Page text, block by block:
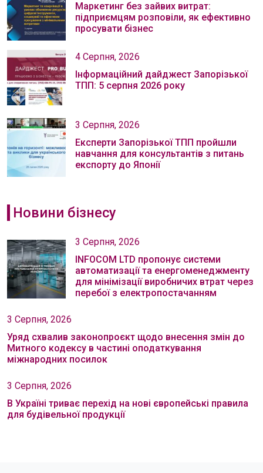
Маркетинг без зайвих витрат:
підприємцям розповіли, як ефективно
просувати бізнес
4 Серпня, 2026
Інформаційний дайджест Запорізької
ТПП: 5 серпня 2026 року
3 Серпня, 2026
Експерти Запорізької ТПП пройшли
навчання для консультантів з питань
експорту до Японії
Новини бізнесу
3 Серпня, 2026
INFOCOM LTD пропонує системи
автоматизації та енергоменеджменту
для мінімізації виробничих втрат через
перебої з електропостачанням
3 Серпня, 2026
Уряд схвалив законопроєкт щодо внесення змін до
Митного кодексу в частині оподаткування
міжнародних посилок
3 Серпня, 2026
В Україні триває перехід на нові європейські правила
для будівельної продукції